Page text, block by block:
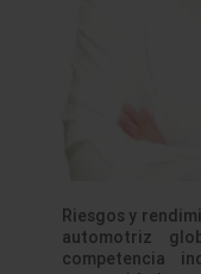
Riesgos y
automotriz
competencia